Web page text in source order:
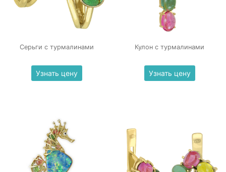
Серьги с турмалинами
Узнать цену
Кулон с турмалинами
Узнать цену